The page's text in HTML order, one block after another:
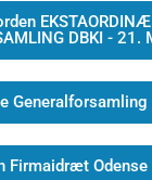
DBKI - 21.
Firmaidræt